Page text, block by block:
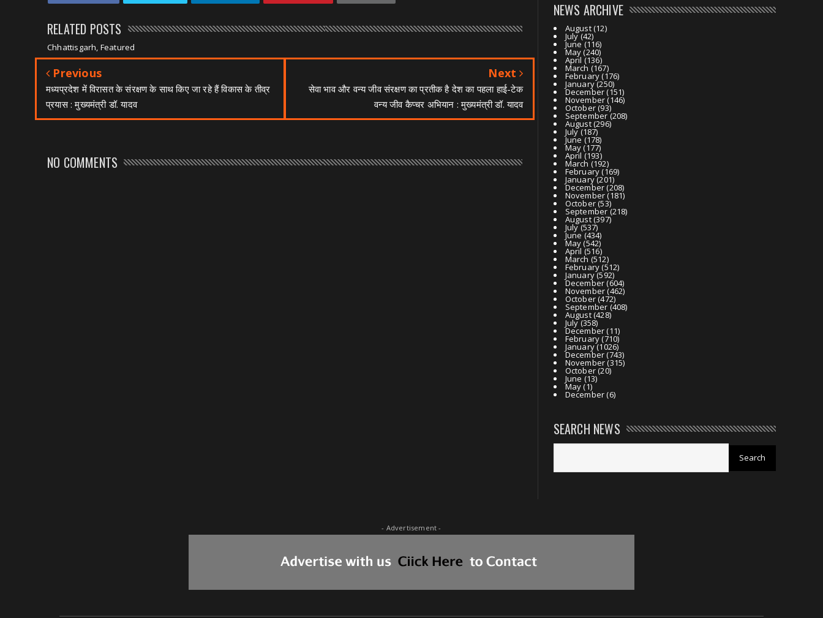
RELATED POSTS
Chhattisgarh, Featured
Previous
मध्यप्रदेश में विरासत के संरक्षण के साथ किए जा रहे हैं विकास के तीव्र
प्रयास : मुख्यमंत्री डॉ. यादव
Next
सेवा भाव और वन्य जीव संरक्षण का प्रतीक है देश का पहला हाई-टेक
वन्य जीव कैप्चर अभियान : मुख्यमंत्री डॉ. यादव
NO COMMENTS
NEWS ARCHIVE
August(12)
July(42)
June(116)
May(240)
April (136)
March (167)
February(176)
January(250)
December(151)
November(146)
October(93)
September(208)
August(296)
July(187)
June(178)
May(177)
April (193)
March (192)
February(169)
January(201)
December(208)
November(181)
October(53)
September(218)
August(397)
July(537)
June(434)
May(542)
April (516)
March (512)
February(512)
January(592)
December(604)
November(462)
October(472)
September (408)
August(428)
July(358)
December(11)
February(710)
January(1026)
December(743)
November(315)
October(20)
June (13)
May(1)
December(6)
SEARCH NEWS
- Advertisement -